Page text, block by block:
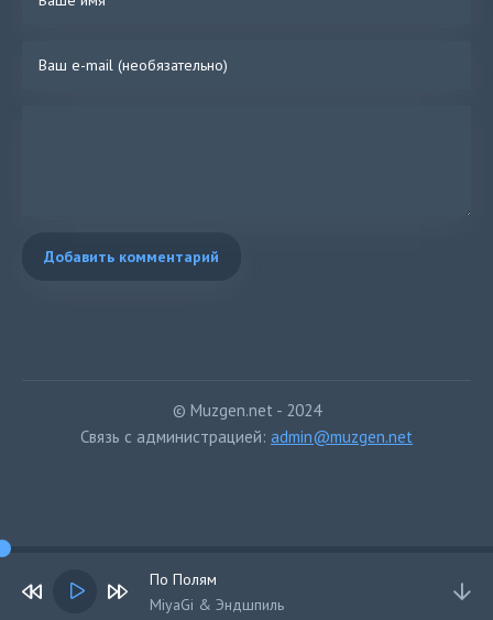
Добавить комментарий
© Muzgen.net - 2024
Связь с администрацией: admin@muzgen.net
По Полям
MiyaGi & Эндшпиль